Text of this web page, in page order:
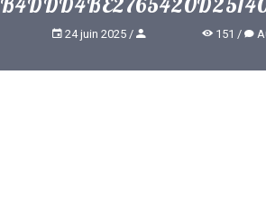
24 juin 2025 151